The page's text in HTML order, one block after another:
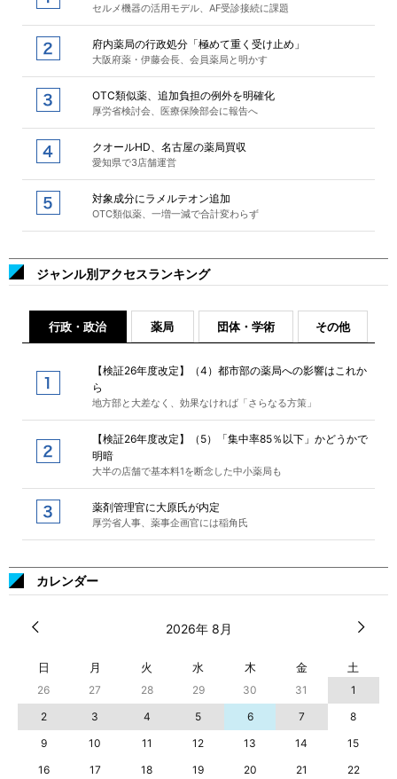
セルメ機器の活用モデル、AF受診接続に課題
府内薬局の行政処分「極めて重く受け止め」
大阪府薬・伊藤会長、会員薬局と明かす
OTC類似薬、追加負担の例外を明確化
厚労省検討会、医療保険部会に報告へ
クオールHD、名古屋の薬局買収
愛知県で3店舗運営
対象成分にラメルテオン追加
OTC類似薬、一増一減で合計変わらず
ジャンル別アクセスランキング
行政・政治 薬局 団体・学術 その他
【検証26年度改定】（4）都市部の薬局への影響はこれか
ら
地方部と大差なく、効果なければ「さらなる方策」
【検証26年度改定】（5）「集中率85％以下」かどうかで
明暗
大半の店舗で基本料1を断念した中小薬局も
薬剤管理官に大原氏が内定
厚労省人事、薬事企画官には稲角氏
カレンダー
2026年 8月
日 月 火 水 木 金 土
26 27 28 29 30 31
1
2
3 4 5 6 7
8
9
10 11 12 13 14
15
16
17 18 19 20 21
22